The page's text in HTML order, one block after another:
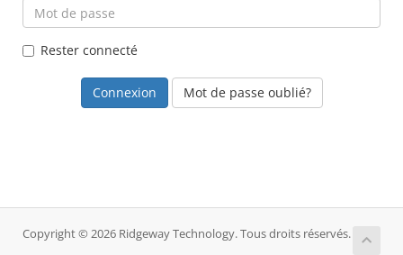
Rester connecté
Mot de passe oublié?
Copyright © 2026 Ridgeway Technology. Tous droits réservés.